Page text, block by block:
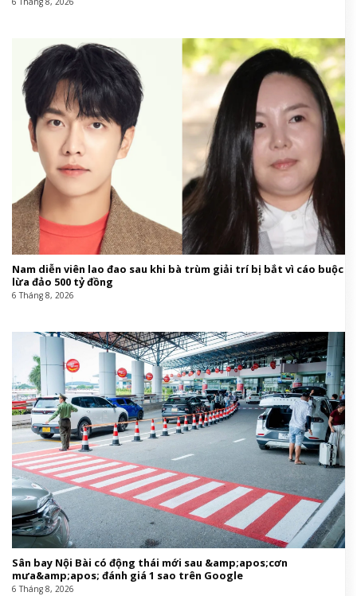
Nam diễn viên lao đao sau khi bà trùm giải trí bị bắt vì cáo buộc
lừa đảo 500 tỷ đồng
6 Tháng 8, 2026
Sân bay Nội Bài có động thái mới sau &amp;apos;cơn
mưa&amp;apos; đánh giá 1 sao trên Google
6 Tháng 8, 2026